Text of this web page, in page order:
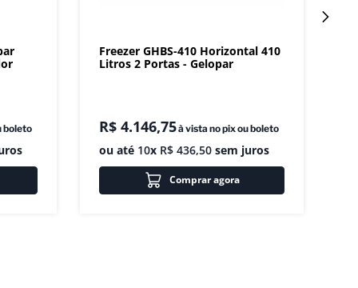
boleto
Freezer GHBS-410 Horizontal 410
Litros 2 Portas - Gelopar
R$ 4.146,75à vista no pix ou boleto
ou até 10x R$ 436,50sem juros
Comprar agora